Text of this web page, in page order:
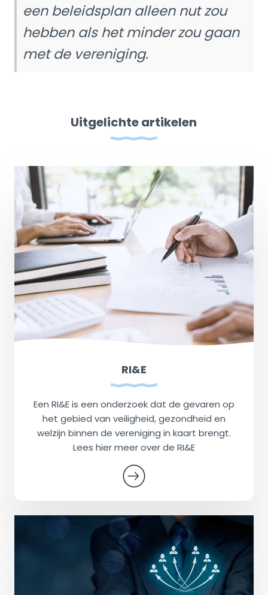
een beleidsplan alleen nut zou
hebben als het minder zou gaan
met de vereniging.
Uitgelichte artikelen
RI&E
Een RI&E is een onderzoek dat de gevaren op
het gebied van veiligheid, gezondheid en
welzijn binnen de vereniging in kaart brengt.
Lees hier meer over de RI&E